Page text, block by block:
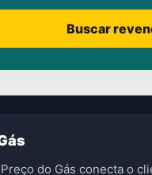
Buscar
do Gás conecta o